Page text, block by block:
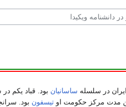
ساسانیان بود. قباد یکم در سال 488 م (دوره دوم:
تیسفون بود.